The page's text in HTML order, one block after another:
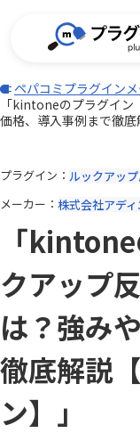
ペパコミプラグイン
「kintoneのプラグイン
価格、導入事例まで徹
プラグイン
ルックアッ
メーカー
株式会社アデ
「
クアップ
は？強み
徹底解説
ン】」